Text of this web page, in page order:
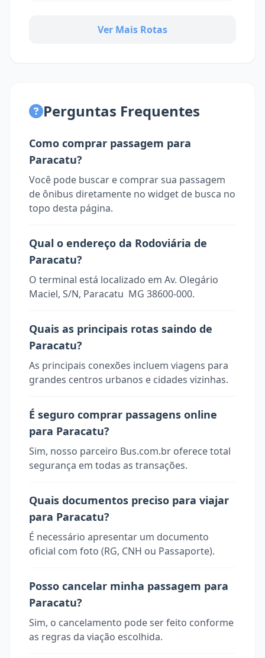
Ver Mais Rotas
Perguntas Frequentes
Como comprar passagem para
Paracatu?
Você pode buscar e comprar sua passagem
de ônibus diretamente no widget de busca no
topo desta página.
Qual o endereço da Rodoviária de
Paracatu?
O terminal está localizado em Av. Olegário
Maciel, S/N, Paracatu  MG 38600-000.
Quais as principais rotas saindo de
Paracatu?
As principais conexões incluem viagens para
grandes centros urbanos e cidades vizinhas.
É seguro comprar passagens online
para Paracatu?
Sim, nosso parceiro Bus.com.br oferece total
segurança em todas as transações.
Quais documentos preciso para viajar
para Paracatu?
É necessário apresentar um documento
oficial com foto (RG, CNH ou Passaporte).
Posso cancelar minha passagem para
Paracatu?
Sim, o cancelamento pode ser feito conforme
as regras da viação escolhida.